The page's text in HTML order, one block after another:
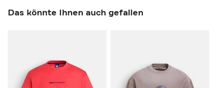
Das könnte Ihnen auch gefallen